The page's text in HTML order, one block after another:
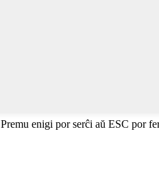
Premu enigi por serĉi aŭ ESC por